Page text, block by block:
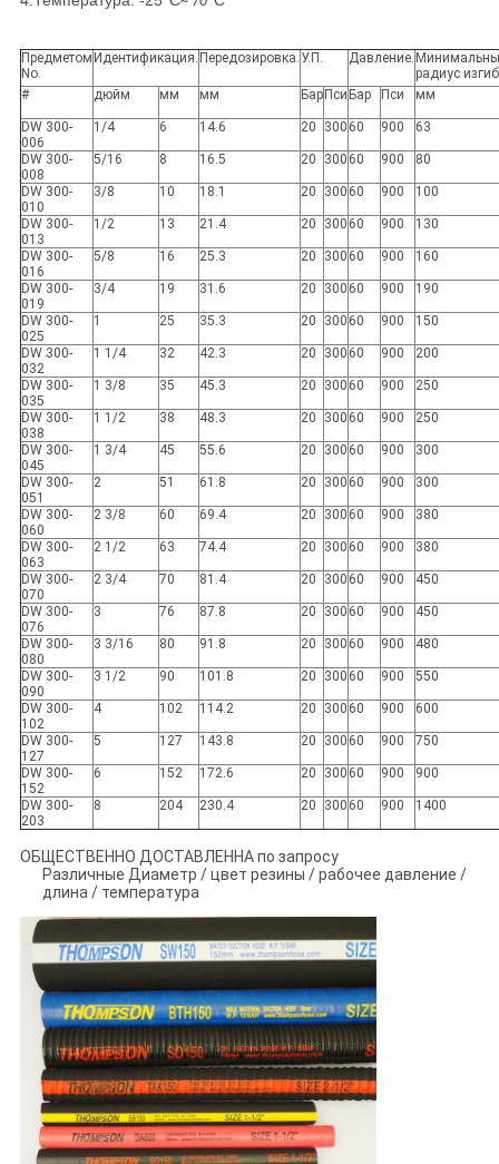
Предметом
No.
Идентификация. Передозировка. У.П. Давление.
радиус
#
дюйм мм мм Бар Пси Бар Пси мм
DW 300-
006
1/4 6 14.6 20 300 60 900 63
DW 300-
008
5/16 8 16.5 20 300 60 900 80
DW 300-
010
3/8 10 18.1 20 300 60 900 100
DW 300-
013
1/2 13 21.4 20 300 60 900 130
DW 300-
016
5/8 16 25.3 20 300 60 900 160
DW 300-
019
3/4 19 31.6 20 300 60 900 190
DW 300-
025
1 25 35.3 20 300 60 900 150
DW 300-
032
1 1/4 32 42.3 20 300 60 900 200
DW 300-
035
1 3/8 35 45.3 20 300 60 900 250
DW 300-
038
1 1/2 38 48.3 20 300 60 900 250
DW 300-
045
1 3/4 45 55.6 20 300 60 900 300
DW 300-
051
2 51 61.8 20 300 60 900 300
DW 300-
060
2 3/8 60 69.4 20 300 60 900 380
DW 300-
063
2 1/2 63 74.4 20 300 60 900 380
DW 300-
070
2 3/4 70 81.4 20 300 60 900 450
DW 300-
076
3 76 87.8 20 300 60 900 450
DW 300-
080
3 3/16 80 91.8 20 300 60 900 480
DW 300-
090
3 1/2 90 101.8 20 300 60 900 550
DW 300-
102
4 102 114.2 20 300 60 900 600
DW 300-
127
5 127 143.8 20 300 60 900 750
DW 300-
152
6 152 172.6 20 300 60 900 900
DW 300-
203
8 204 230.4 20 300 60 900 1400
ОБЩЕСТВЕННО ДОСТАВЛЕННА по запросу
Различные Диаметр / цвет резины / рабочее давление /
длина / температура